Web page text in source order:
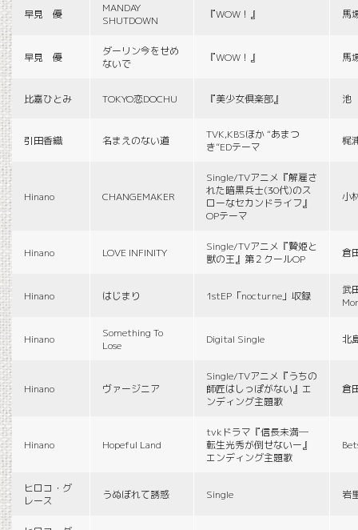
早見 優
MANDAY
SHUTDOWN
『WOW！』 馬
早見 優
ダーリン今をせめ
ないで
『WOW！』 馬
比嘉ひとみ TOKYO恋DOCHU 『美少女倶楽部』 池
引田香織 名まえのない道
TVK,KBSほか “あまつ
き”EDテーマ
梶
Hinano CHANGEMAKER
Single/TVアニメ『解雇さ
れた暗黒兵士(30代)のス
ローなセカンドライフ』
OPテーマ
小
Hinano LOVE INFINITY
Single/TVアニメ『贄姫と
獣の王』第２クールOP
倉
Hinano はじまり 1stEP「nocturne」収録
武
Hinano
Something To
Lose
Digital Single 北
Hinano ヴァージニア
Single/TVアニメ『うちの
師匠はしっぽがない』エ
ンディング主題歌
倉
Hinano Hopeful Land
tvkドラマ『信長未満―
転生光秀が倒せないー』
エンディング主題歌
ヒロコ・グ
レース
うぬぼれて誘惑 Single 岩